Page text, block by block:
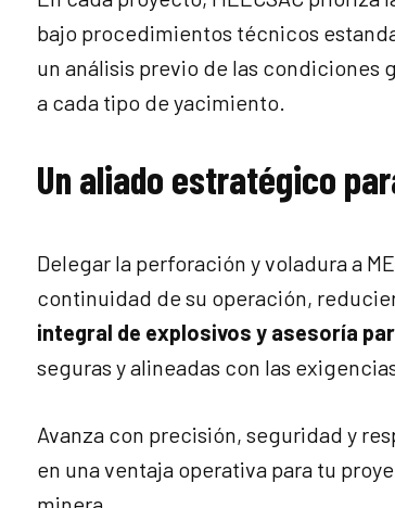
bajo procedimientos técnicos
un análisis previo de las condiciones
a cada tipo de yacimiento.
Un aliado estratégico
Delegar la perforación y voladura a
continuidad de su operación,
integral de explosivos y asesoría
seguras y alineadas con las
Avanza con precisión, seguridad y
en una ventaja operativa para tu